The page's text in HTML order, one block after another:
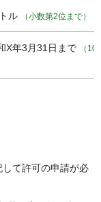
ル （小数第2位まで）
X年3月31日まで
（10
て許可の申請が必